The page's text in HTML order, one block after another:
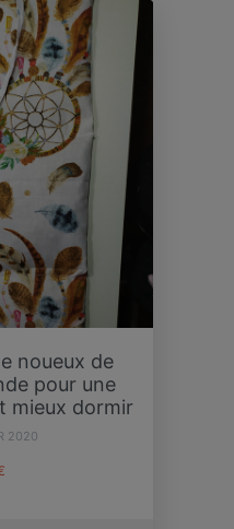
noueux de
pour une
mieux dormir
2020